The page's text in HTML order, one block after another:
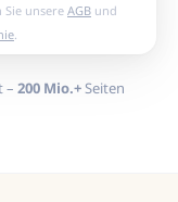
Sie unsere AGB und
– 200 Mio.+Seiten